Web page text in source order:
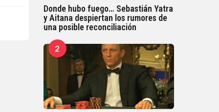
Donde hubo fuego… Sebastián Yatra
y Aitana despiertan los rumores de
una posible reconciliación
2